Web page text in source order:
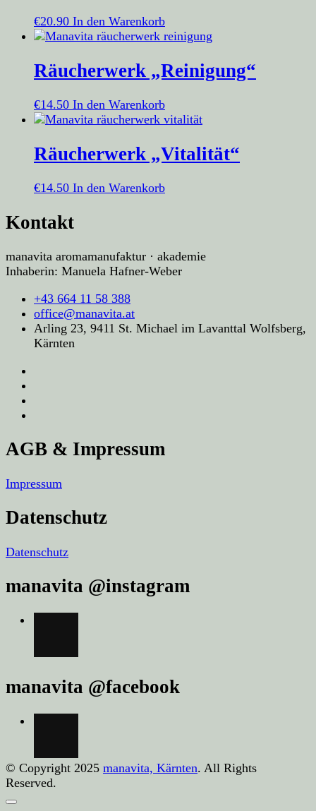
€20.90 In den Warenkorb
Räucherwerk „Reinigung“
€14.50 In den Warenkorb
Räucherwerk „Vitalität“
€14.50 In den Warenkorb
Kontakt
manavita aromamanufaktur · akademie
Inhaberin: Manuela Hafner-Weber
+43 664 11 58 388
office@manavita.at
Arling 23, 9411 St. Michael im Lavanttal Wolfsberg,
Kärnten
AGB & Impressum
Impressum
Datenschutz
Datenschutz
manavita @instagram
manavita @facebook
© Copyright 2025 manavita, Kärnten. All Rights
Reserved.